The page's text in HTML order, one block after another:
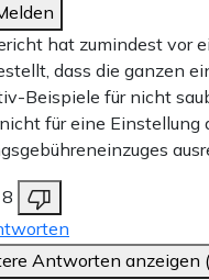
hat zumindest vor
dass die ganzen
Beispiele für nicht
für eine Einstellung
8
Antworten anzeigen